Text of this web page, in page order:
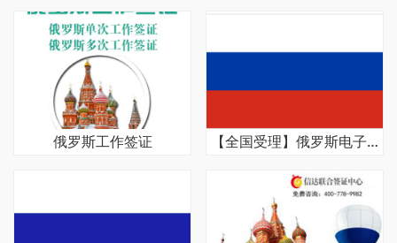
俄罗斯工作签证 【全国受理】俄罗斯电子签证办理流程